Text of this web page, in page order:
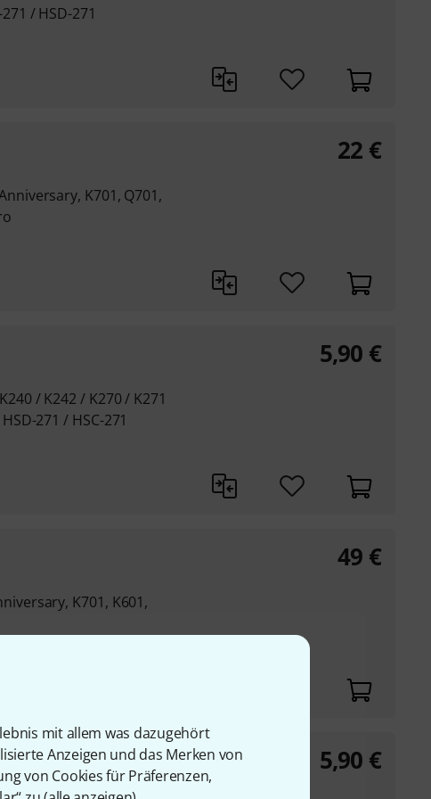
mit allem was dazugehört
Anzeigen und das Merken von
von Cookies für Präferenzen,
/ HSD-271
K701, Q701,
22 €
/ K242 / K270 / K271
271 / HSC-271
5,90 €
K701, K601,
49 €
5,90 €